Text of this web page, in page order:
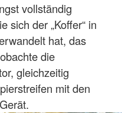
vollständig
sich der „Koffer“ in
hat, das
die
gleichzeitig
mit den